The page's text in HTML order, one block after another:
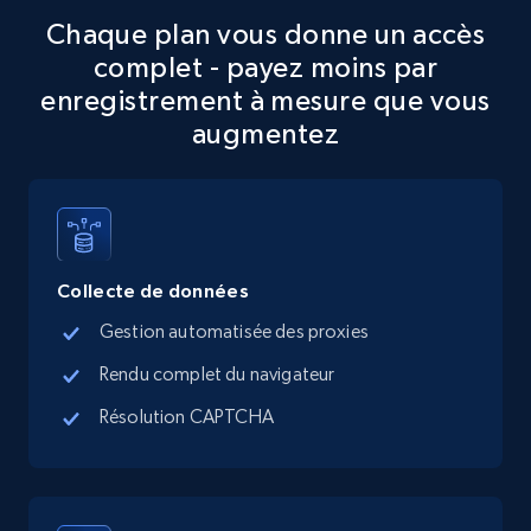
Google Maps full information
Place id, URL, Country, Name, Category,
Address, Description, Business details, and
13.3K+
Google Maps full information - discover
Place id, URL, Country, Name, Category,
Address, Description, Business details, and
Chaque plan vous donne un accès
complet - payez moins par
enregistrement à mesure que vous
augmentez
Collecte de données
Gestion automatisée des proxies
Rendu complet du navigateur
Résolution CAPTCHA